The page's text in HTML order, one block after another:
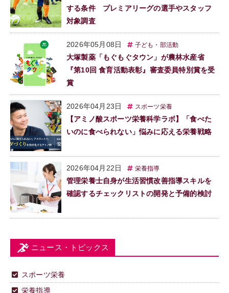
する条件 プレミアリーグの選手やスタッフ
対象調査
2026年05月08日 子ども・部活動
大塚製薬「もぐもぐタウン」が農林水産省
『第10回 食育活動表彰』審査委員特別賞を受
賞
2026年04月23日 スポーツ栄養
【アミノ酸スポーツ栄養科学ラボ】「食べた
いのに食べられない」悩みに応える栄養戦略
2026年04月22日 栄養指導
管理栄養士自身が生活習慣改善指導スキルを
確認するチェックリストの開発と予備的検討
ニュース・トピックス
スポーツ栄養
栄養指導